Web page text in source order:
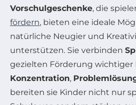
Vorschulgeschenke, die
fördern, bieten eine ideale
natürliche Neugier und
unterstützen. Sie verbinden
gezielten Förderung wichtiger
Konzentration,
bereiten sie Kinder nicht nur